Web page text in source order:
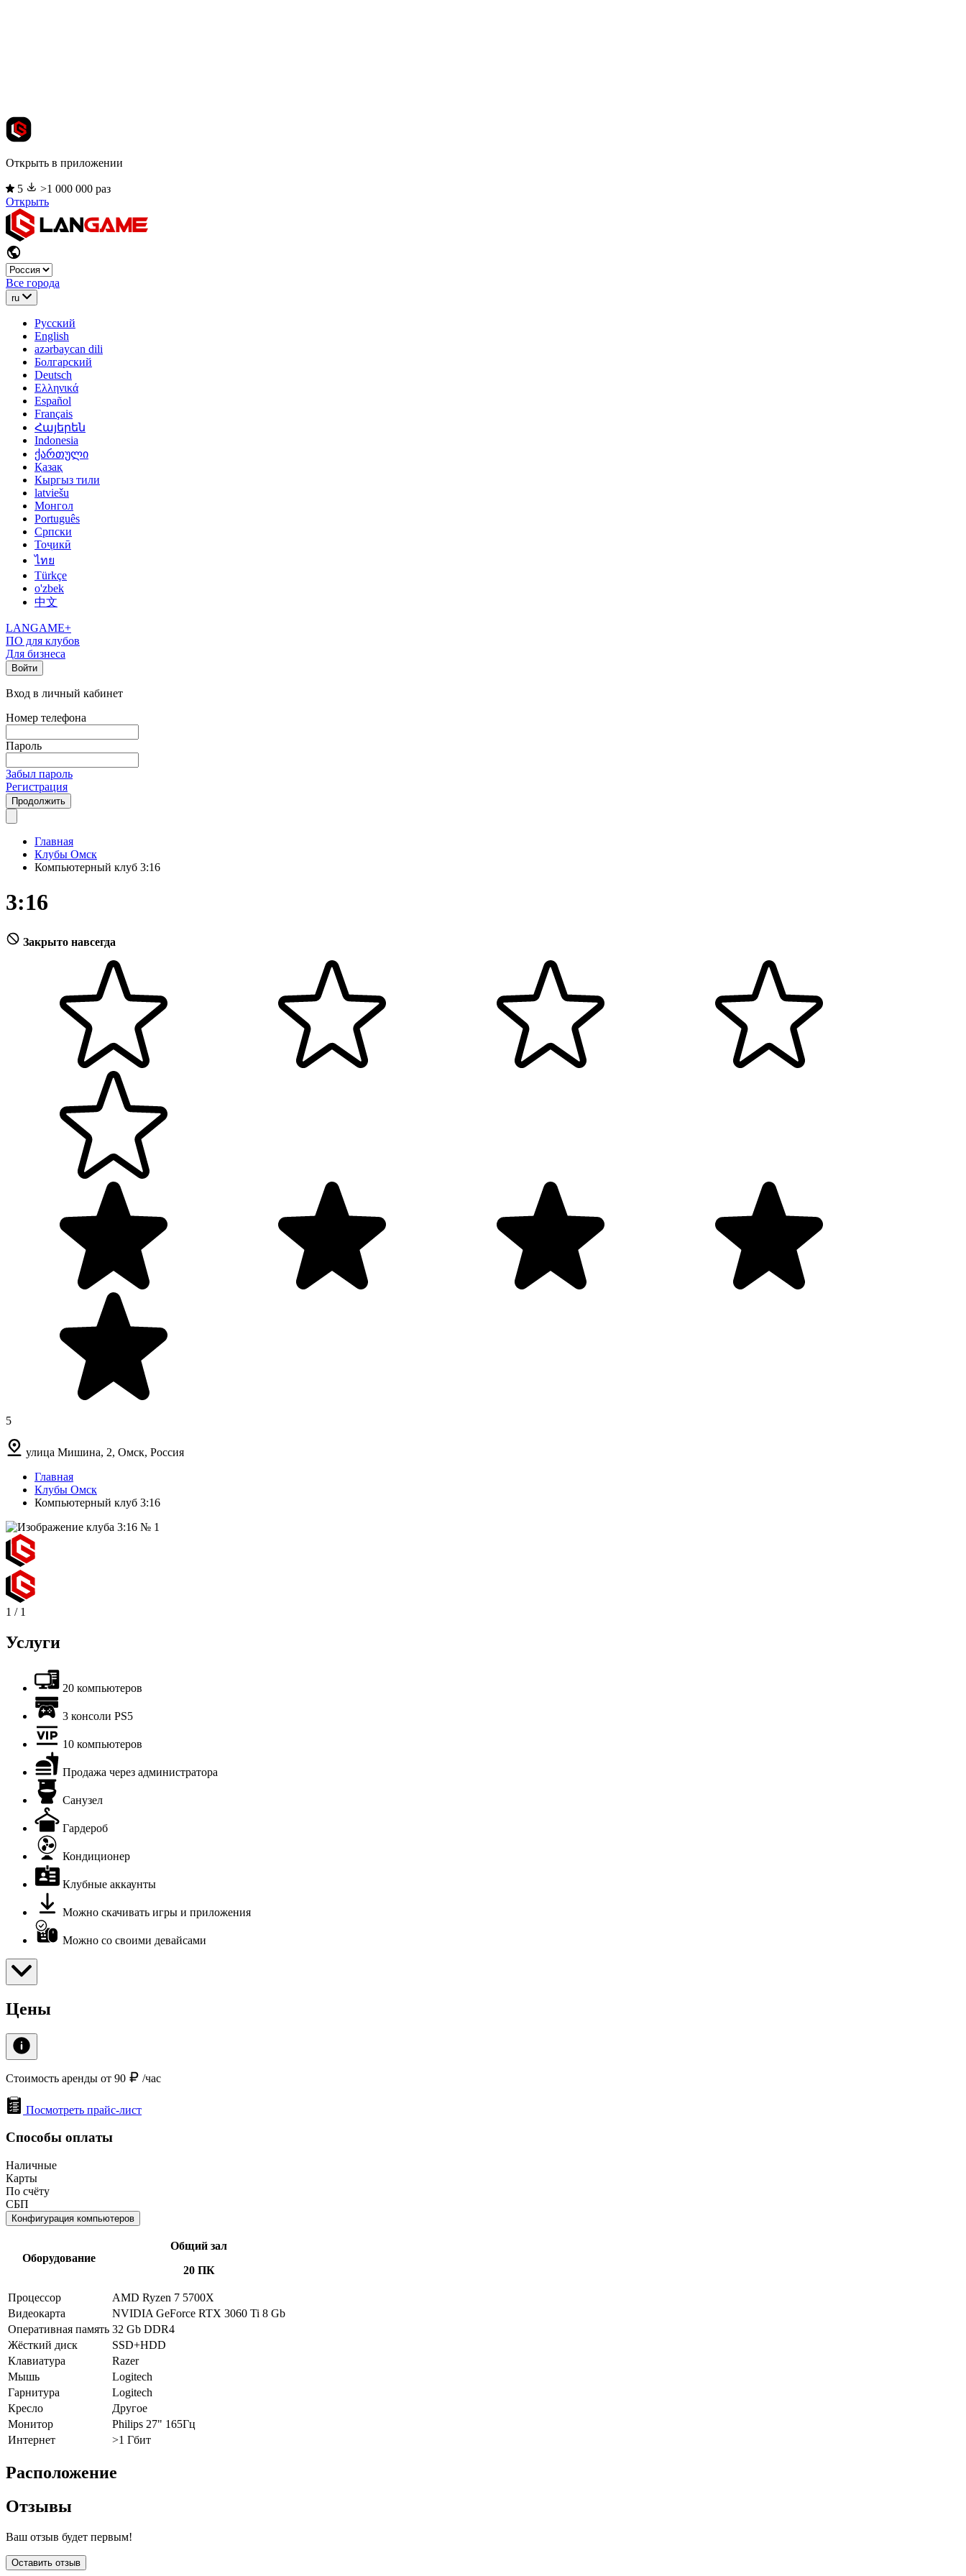
Открыть в приложении
5
>1 000 000 раз
Открыть
Все города
ru
Русский
English
azərbaycan dili
Болгарский
Deutsch
Ελληνικά
Español
Français
Հայերեն
Indonesia
ქართული
Қазақ
Кыргыз тили
latviešu
Монгол
Português
Српски
Тоҷикӣ
ไทย
Türkçe
o'zbek
中文
LANGAME+
ПО для клубов
Для бизнеса
Войти
Вход в личный кабинет
Номер телефона
Пароль
Забыл пароль
Регистрация
Продолжить
Главная
Клубы Омск
Компьютерный клуб 3:16
3:16
Закрыто навсегда
5
улица Мишина, 2, Омск, Россия
Главная
Клубы Омск
Компьютерный клуб 3:16
1 / 1
Услуги
20 компьютеров
3 консоли PS5
10 компьютеров
Продажа через администратора
Санузел
Гардероб
Кондиционер
Клубные аккаунты
Можно скачивать игры и приложения
Можно со своими девайсами
Цены
Стоимость аренды от 90 /час
Посмотреть прайс-лист
Способы оплаты
Наличные
Карты
По счёту
СБП
Конфигурация компьютеров
Оборудование
Общий зал
20 ПК
Процессор
AMD Ryzen 7 5700X
Видеокарта
NVIDIA GeForce RTX 3060 Ti 8 Gb
Оперативная память 32 Gb DDR4
Жёсткий диск
SSD+HDD
Клавиатура
Razer
Мышь
Logitech
Гарнитура
Logitech
Кресло
Другое
Монитор
Philips 27" 165Гц
Интернет
>1 Гбит
Расположение
Отзывы
Ваш отзыв будет первым!
Оставить отзыв